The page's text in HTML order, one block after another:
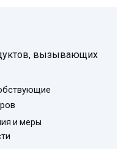
вызывающих
и меры